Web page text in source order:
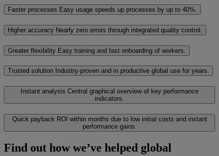
Faster processes Easy usage speeds up processes by up to 40%.
Higher accuracy Nearly zero errors through integrated quality control.
Greater flexibility Easy training and fast onboarding of workers.
Trusted solution Industry-proven and in productive global use for years.
Instant analysis Central graphical overview of key performance
indicators.
Quick payback ROI within months due to low initial costs and instant
performance gains.
Find out how we’ve helped global